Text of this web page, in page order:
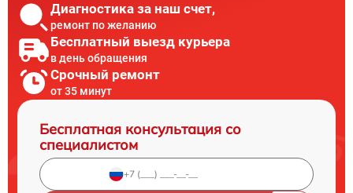
Диагностика за наш счет,
ремонт по желанию
Бесплатный выезд курьера
в день обращения
Срочный ремонт
от 35 минут
Бесплатная консультация со
специалистом